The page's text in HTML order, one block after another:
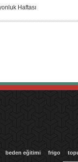
Haftası
beden eğitimi frigo